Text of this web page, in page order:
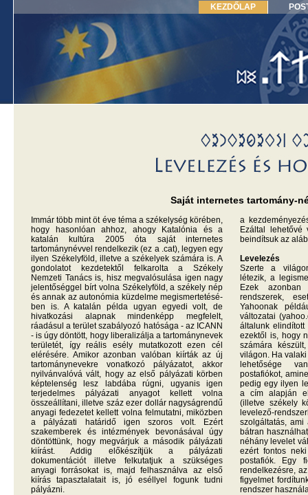
KEZDŐLAP
Saját internetes tartomány-
Immár több mint öt éve téma a székelység körében,
hogy hasonlóan ahhoz, ahogy Katalónia és a
katalán kultúra 2005 óta saját internetes
tartománynévvel rendelkezik (ez a .cat), legyen egy
ilyen Székelyföld, illetve a székelyek számára is. A
gondolatot kezdetektől felkarolta a Székely
Nemzeti Tanács is, hisz megvalósulása igen nagy
jelentőséggel bírt volna Székelyföld, a székely nép
és annak az autonómia küzdelme megismertetésé-
ben is. A katalán példa ugyan egyedi volt, de
hivatkozási alapnak mindenképp megfelelt,
ráadásul a terület szabályozó hatósága - az ICANN
- is úgy döntött, hogy liberalizálja a tartománynevek
területét, így reális esély mutatkozott ezen cél
elérésére. Amikor azonban valóban kiírták az új
tartománynevekre vonatkozó pályázatot, akkor
nyilvánvalóvá vált, hogy az első pályázati körben
képtelenség lesz labdába rúgni, ugyanis igen
terjedelmes pályázati anyagot kellett volna
összeállítani, illetve száz ezer dollár nagyságrendű
anyagi fedezetet kellett volna felmutatni, miközben
a pályázati határidő igen szoros volt. Ezért
szakemberek és intézmények bevonásával úgy
döntöttünk, hogy megvárjuk a második pályázati
kiírást. Addig előkészítjük a pályázati
dokumentációt illetve felkutatjuk a szükséges
anyagi forrásokat is, majd felhasználva az első
kiírás tapasztalatait is, jó eséllyel fogunk tudni
pályázni.
a
Ezáltal
beindítsuk az
Levelezés
Szerte a
létezik, a
Ezek azonban
rendszerek,
Yahoonak
változatai
általunk
ezektől is, hogy
számára
világon. Ha
lehetősége
postafiókot,
pedig egy ilyen
a cím alapján
(illetve székely
levelező-
szolgáltatás, ami
bátran
néhány levelet
ezért fontos
postafiók. Egy
rendelkezésre,
figyelmet
rendszer